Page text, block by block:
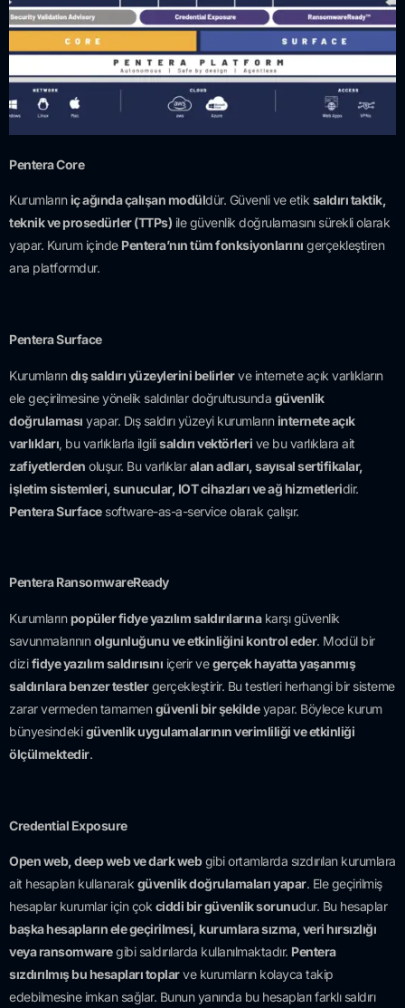
Pentera Core
Kurumlarıniç ağında çalışan modüldür. Güvenli ve etik saldırı taktik,
teknik ve prosedürler (TTPs) ile güvenlik doğrulamasını sürekli olarak
yapar. Kurum içinde Pentera’nın tüm fonksiyonlarını gerçekleştiren
ana platformdur.
Pentera Surface
Kurumlarındış saldırı yüzeylerini belirlerve internete açık varlıkların
ele geçirilmesine yönelik saldırılar doğrultusunda güvenlik
doğrulaması yapar. Dış saldırı yüzeyi kurumlarıninternete açık
varlıkları, bu varlıklarla ilgilisaldırı vektörleri ve bu varlıklara ait
zafiyetlerden oluşur. Bu varlıklaralan adları, sayısal sertifikalar,
işletim sistemleri, sunucular, IOT cihazları ve ağ hizmetleridir.
Pentera Surfacesoftware-as-a-service olarak çalışır.
Pentera RansomwareReady
Kurumların popüler fidye yazılım saldırılarınakarşı güvenlik
savunmalarınınolgunluğunu ve etkinliğini kontrol eder. Modül bir
dizifidye yazılım saldırısını içerir vegerçek hayatta yaşanmış
saldırılara benzer testlergerçekleştirir. Bu testleri herhangi bir sisteme
zarar vermeden tamamengüvenli bir şekildeyapar. Böylece kurum
bünyesindekigüvenlik uygulamalarının verimliliği ve etkinliği
ölçülmektedir.
Credential Exposure
Open web, deep web ve dark webgibi ortamlarda sızdırılan kurumlara
ait hesapları kullanarak güvenlik doğrulamaları yapar. Ele geçirilmiş
hesaplar kurumlar için çok ciddi bir güvenlik sorunudur. Bu hesaplar
başka hesapların ele geçirilmesi, kurumlara sızma, veri hırsızlığı
veya ransomwaregibi saldırılarda kullanılmaktadır. Pentera
sızdırılmış bu hesapları toplarve kurumların kolayca takip
edebilmesine imkan sağlar. Bunun yanında bu hesapları farklı saldırı